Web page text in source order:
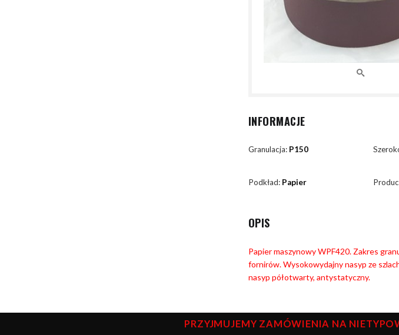
INFORMACJE
Granulacja: P150
Podkład: Papier
OPIS
Papier maszynowy WPF420. Zakres
fornirów. Wysokowydajny nasyp ze
nasyp półotwarty, antystatyczny.
PRZYJMUJEMY ZAMÓWIENIA NA